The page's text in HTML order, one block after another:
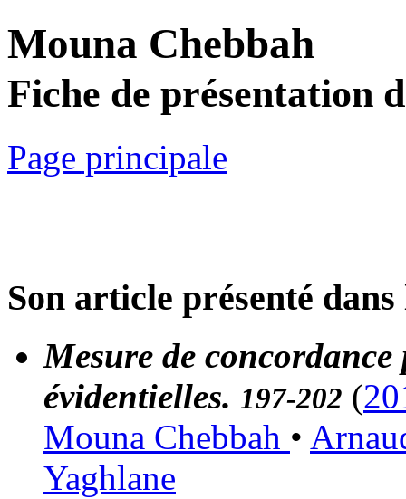
Mouna Chebbah
Fiche de présentation
Page principale
Son article présenté
Mesure de concordance
évidentielles. 197-202 (
Mouna Chebbah •
Yaghlane